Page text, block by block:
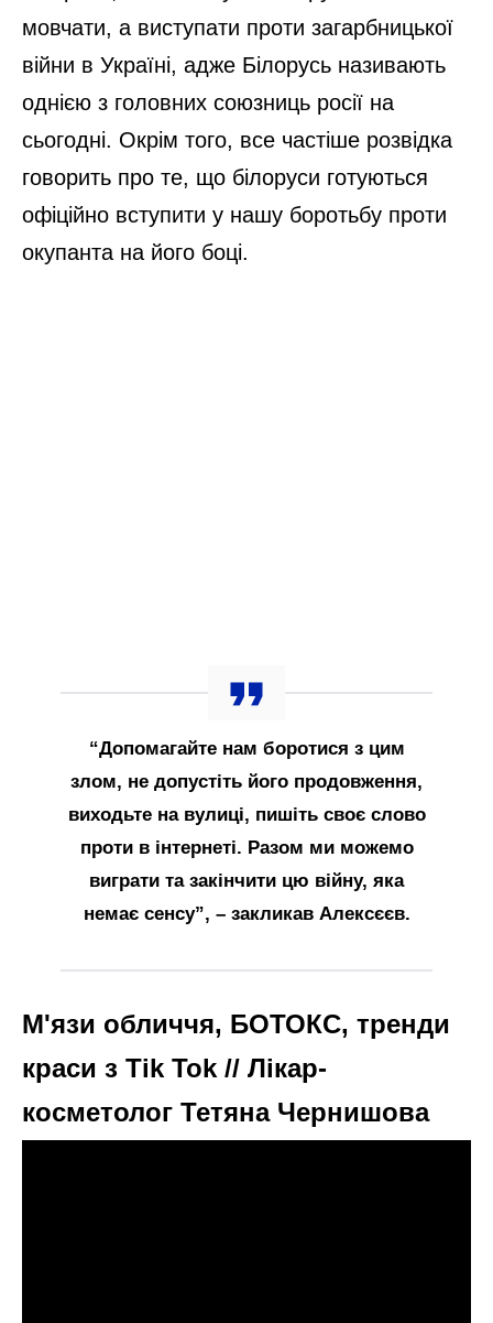
мовчати, а виступати проти загарбницької
війни в Україні, адже Білорусь називають
однією з головних союзниць росії на
сьогодні. Окрім того, все частіше розвідка
говорить про те, що білоруси готуються
офіційно вступити у нашу боротьбу проти
окупанта на його боці.
“Допомагайте нам боротися з цим
злом, не допустіть його продовження,
виходьте на вулиці, пишіть своє слово
проти в інтернеті. Разом ми можемо
виграти та закінчити цю війну, яка
немає сенсу”, – закликав Алексєєв.
М'язи обличчя, БОТОКС, тренди
краси з Tik Tok // Лікар-
косметолог Тетяна Чернишова